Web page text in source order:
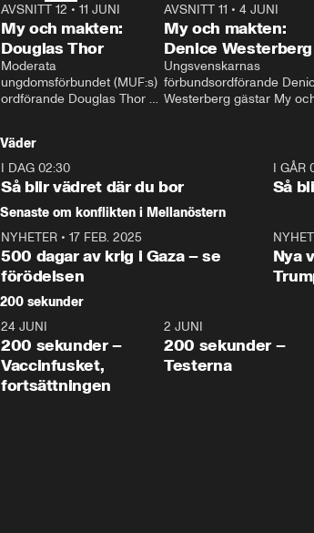
26:27
AVSNITT 12 • 11 JUNI
My och makten:
Douglas Thor
Moderata
ungdomsförbundet (MUF:s)
ordförande Douglas Thor
tonårsutvisningarna och hur
Moderaterna ska locka
väljare till valet i höst.
AVSNITT 11 •4 JUNI
My och makten:
Denice Westerberg
Ungsvenskarnas
förbundsordförande
Westerberg gästar My
Väder
I DAG 02:30
Så blir vädret där du bor
I GÅR
Så
Senaste om konflikten i Mellanöstern
NYHETER • 17 FEB. 2025
500 dagar av krig i Gaza – se
förödelsen
Nya
200 sekunder
5:00
24 JUNI
200 sekunder –
Vaccinfusket,
fortsättningen
2 JUNI
200 sekunder –
Testerna